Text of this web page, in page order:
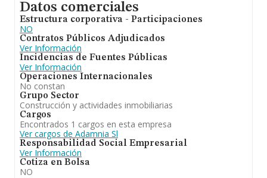
Datos comerciales
Estructura corporativa - Participaciones
NO
Contratos Públicos Adjudicados
Ver Información
Incidencias de Fuentes Públicas
Ver Información
Operaciones Internacionales
No constan
Grupo Sector
Construcción y actividades inmobiliarias
Cargos
Encontrados 1 cargos en esta empresa
Ver cargos de Adamnia Sl
Responsabilidad Social Empresarial
Ver Información
Cotiza en Bolsa
NO